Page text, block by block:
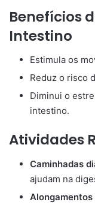
Benefícios
Intestino
Estimula os
Reduz o risco
Diminui o
intestino.
Atividades
Caminhadas
ajudam na
Alongamentos